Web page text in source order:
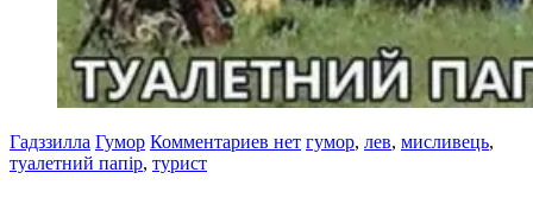
Гадззилла Гумор Комментариев нет гумор, лев, мисливець,
туалетний папір, турист